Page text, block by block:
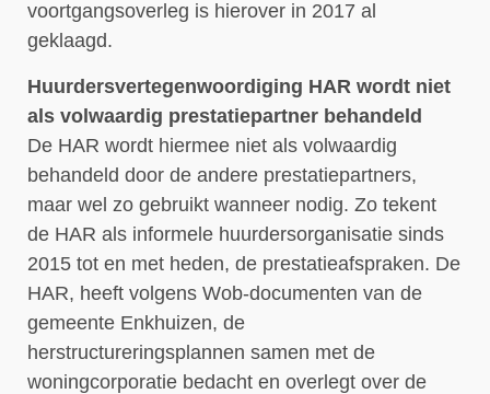
voortgangsoverleg is hierover in 2017 al
geklaagd.
Huurdersvertegenwoordiging HAR wordt niet
als volwaardig prestatiepartner behandeld
De HAR wordt hiermee niet als volwaardig
behandeld door de andere prestatiepartners,
maar wel zo gebruikt wanneer nodig. Zo tekent
de HAR als informele huurdersorganisatie sinds
2015 tot en met heden, de prestatieafspraken. De
HAR, heeft volgens Wob-documenten van de
gemeente Enkhuizen, de
herstructureringsplannen samen met de
woningcorporatie bedacht en overlegt over de